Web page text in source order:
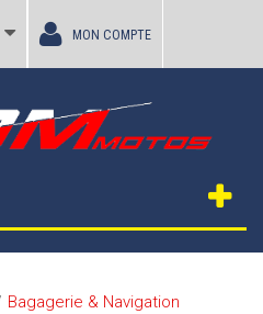
MON COMPTE
Bagagerie & Navigation